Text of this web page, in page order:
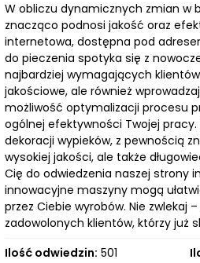
W obliczu dynamicznych zmian w
znacząco podnosi jakość oraz
internetowa, dostępna pod
do pieczenia spotyka się z
najbardziej wymagających
jakościowe, ale również
możliwość optymalizacji procesu
ogólnej efektywności Twojej
dekoracji wypieków, z pewnością
wysokiej jakości, ale także
Cię do odwiedzenia naszej strony
innowacyjne maszyny mogą
przez Ciebie wyrobów. Nie zwlekaj
zadowolonych klientów, którzy już
Ilość odwiedzin: 501